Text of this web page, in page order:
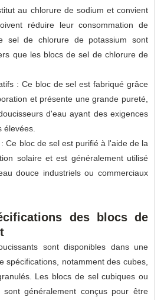
au chlorure de sodium et convient
réduire leur consommation de
sel de chlorure de potassium sont
que les blocs de sel de chlorure de
: Ce bloc de sel est fabriqué grâce
et présente une grande pureté,
d'eau ayant des exigences
élevées.
Ce bloc de sel est purifié à l'aide de la
solaire et est généralement utilisé
douce industriels ou commerciaux
des blocs de
sont disponibles dans une
spécifications, notamment des cubes,
Les blocs de sel cubiques ou
généralement conçus pour être